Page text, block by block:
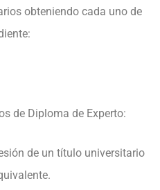
obteniendo cada uno de
de Diploma de Experto:
de un título universitario